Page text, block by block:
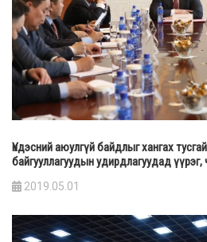
Үндэсний аюулгүй байдлыг хангах
байгууллагуудын удирдлагуудад үүрэг,
2019.05.01